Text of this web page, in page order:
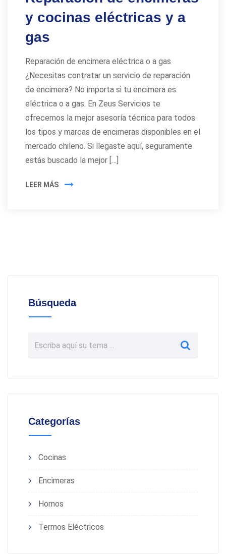
y cocinas eléctricas y a
gas
Reparación de encimera eléctrica o a gas
¿Necesitas contratar un servicio de reparación
de encimera? No importa si tu encimera es
eléctrica o a gas. En Zeus Servicios te
ofrecemos la mejor asesoría técnica para todos
los tipos y marcas de encimeras disponibles en el
mercado chileno. Si llegaste aquí, seguramente
estás buscado la mejor […]
LEER MÁS
Búsqueda
Categorías
Cocinas
Encimeras
Hornos
Termos Eléctricos